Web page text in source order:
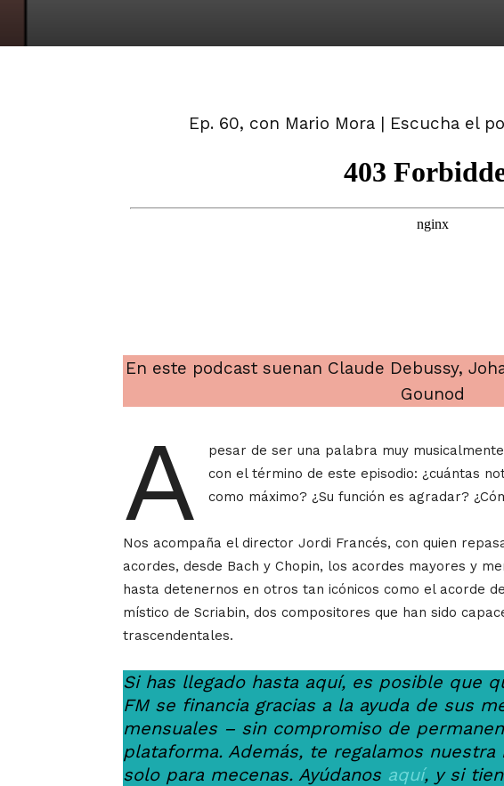
Ep. 60, con Mario Mora | Escucha el
En este podcast suenan Claude Debussy,
Gounod
A
pesar de ser una palabra muy
con el término de este episodio: ¿cuántas
como máximo? ¿Su función es agradar?
Nos acompaña el director Jordi Francés, con quien
acordes, desde Bach y Chopin, los acordes mayores y
hasta detenernos en otros tan icónicos como el acorde
místico de Scriabin, dos compositores que han sido
trascendentales.
Si has llegado hasta aquí, es posible que
FM se financia gracias a la ayuda de sus
mensuales – sin compromiso de
plataforma. Además, te regalamos nuestra
solo para mecenas. Ayúdanos aquí, y si